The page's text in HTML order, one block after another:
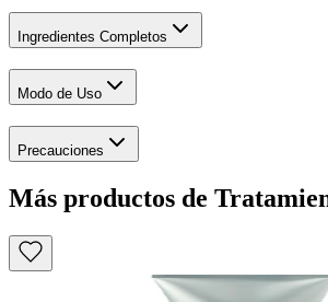
Ingredientes Completos
Modo de Uso
Precauciones
Más productos de